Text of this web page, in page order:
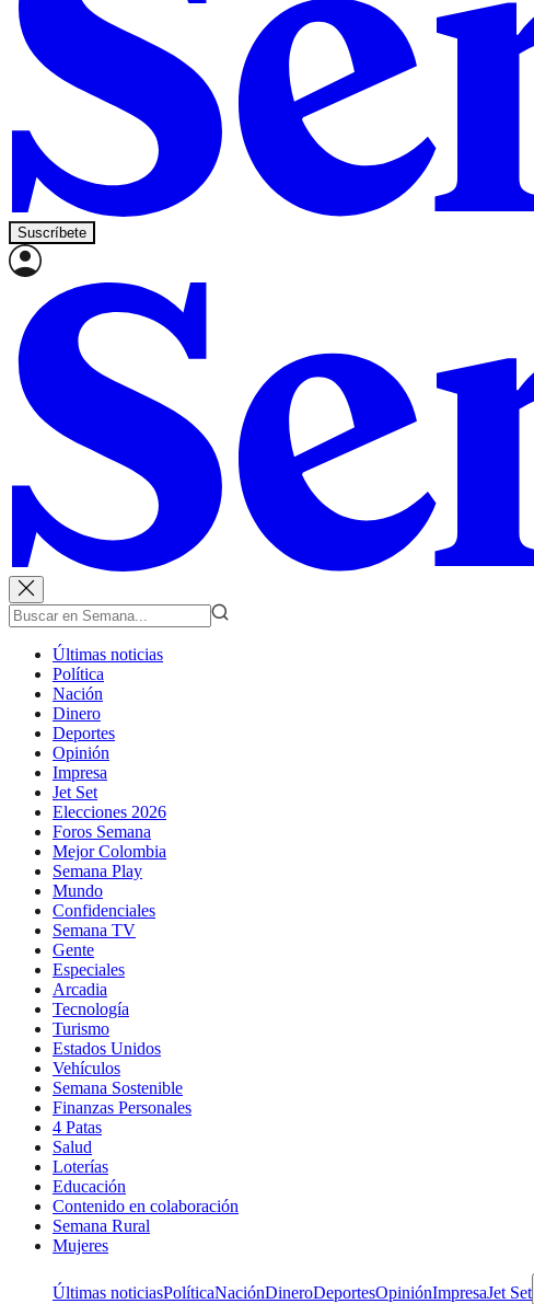
Suscríbete
Últimas noticias
Política
Nación
Dinero
Deportes
Opinión
Impresa
Jet Set
Elecciones 2026
Foros Semana
Mejor Colombia
Semana Play
Mundo
Confidenciales
Semana TV
Gente
Especiales
Arcadia
Tecnología
Turismo
Estados Unidos
Vehículos
Semana Sostenible
Finanzas Personales
4 Patas
Salud
Loterías
Educación
Contenido en colaboración
Semana Rural
Mujeres
Últimas noticiasPolíticaNaciónDineroDeportesOpiniónImpresaJet Set